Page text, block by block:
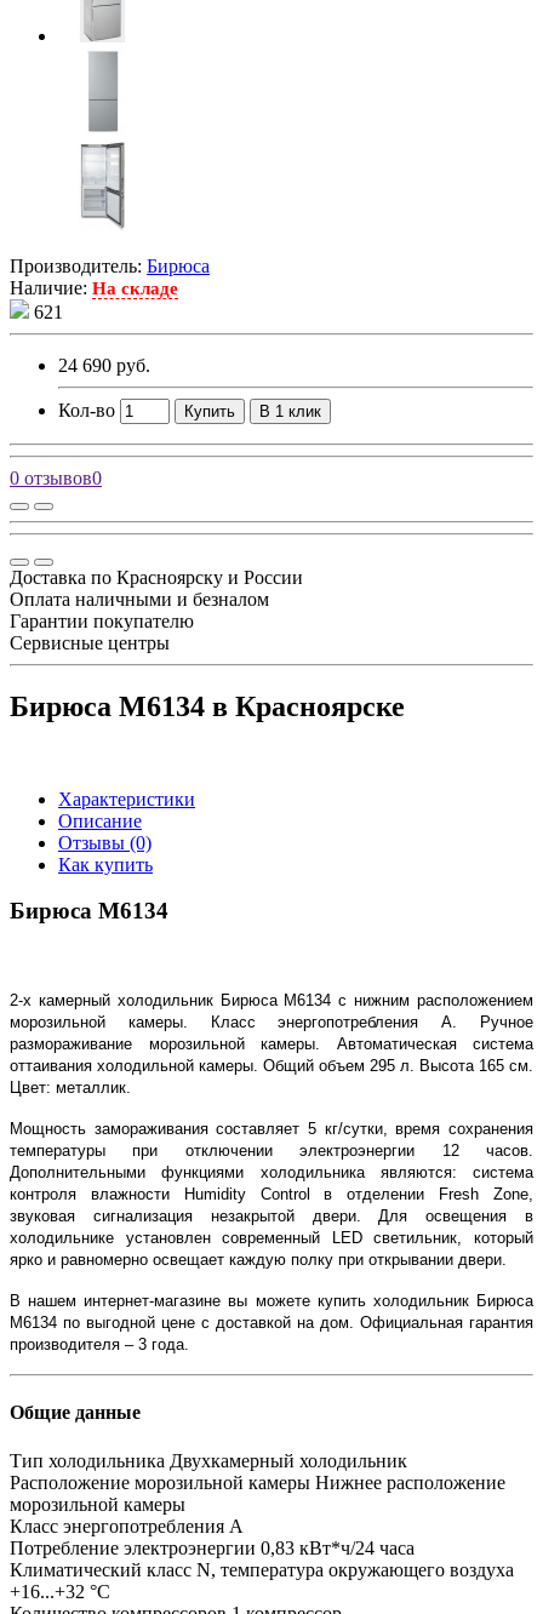
Производитель: Бирюса
Наличие: На складе
621
24 690 руб.
Кол-во Купить В 1 клик
0 отзывов0
Доставка по Красноярску и России
Оплата наличными и безналом
Гарантии покупателю
Сервисные центры
Бирюса M6134 в Красноярске
Характеристики
Описание
Отзывы (0)
Как купить
Бирюса M6134
2-х камерный холодильник Бирюса M6134 с нижним расположением
морозильной камеры. Класс энергопотребления A. Ручное
размораживание морозильной камеры. Автоматическая система
оттаивания холодильной камеры. Общий объем 295 л. Высота 165 см.
Цвет: металлик.
Мощность замораживания составляет 5 кг/сутки, время сохранения
температуры при отключении электроэнергии 12 часов.
Дополнительными функциями холодильника являются: система
контроля влажности Humidity Control в отделении Fresh Zone,
звуковая сигнализация незакрытой двери. Для освещения в
холодильнике установлен современный LED светильник, который
ярко и равномерно освещает каждую полку при открывании двери.
В нашем интернет-магазине вы можете купить холодильник Бирюса
M6134 по выгодной цене с доставкой на дом. Официальная гарантия
производителя – 3 года.
Общие данные
Тип холодильника Двухкамерный холодильник
Расположение морозильной камеры Нижнее расположение
морозильной камеры
Класс энергопотребления A
Потребление электроэнергии 0,83 кВт*ч/24 часа
Климатический класс N, температура окружающего воздуха
+16...+32 °C